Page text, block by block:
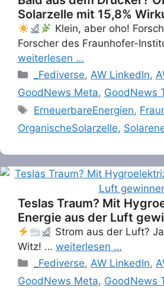
Solarzelle mit 15,8%
Klein, aber oho!
Forscher des Fraunhofer-
weiterlesen …
Categories
_Fediverse,AW LinkedIn,
GoodNews Meta, GoodNews
Tags
ErneuerbareEnergien,
OrganischeSolarzelle,
Teslas Traum? Mit
Energie aus der Luft
Strom aus der Luft?
Witz! … weiterlesen …
Categories
_Fediverse,AW LinkedIn,
GoodNews Meta, GoodNews